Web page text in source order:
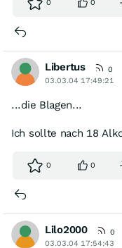
0 0
Libertus
0
03.03.04 17:49:21
...die Blagen...
Ich sollte nach 18
0 0
Lilo2000
0
03.03.04 17:54:43